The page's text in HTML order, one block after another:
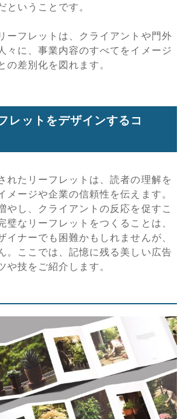
ということです。
ーフレットは、クライアントや門外
々に、事業内容のすべてをイメージ
の差別化を図れます。
レットをデザインするコ
れたリーフレットは、読者の理解を
メージや企業の信頼性を伝えます。
やし、クライアントの反応を促すこ
璧なリーフレットをつくることは、
イナーでも困難かもしれませんが、
。ここでは、記憶に残る美しい広告
や技をご紹介します。